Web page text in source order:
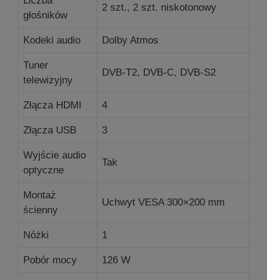
głośników
2 szt., 2 szt. niskotonowy
Kodeki audio Dolby Atmos
Tuner
telewizyjny
DVB-T2, DVB-C, DVB-S2
Złącza HDMI 4
Złącza USB 3
Wyjście audio
optyczne
Tak
Montaż
ścienny
Uchwyt VESA 300×200 mm
Nóżki 1
Pobór mocy 126 W